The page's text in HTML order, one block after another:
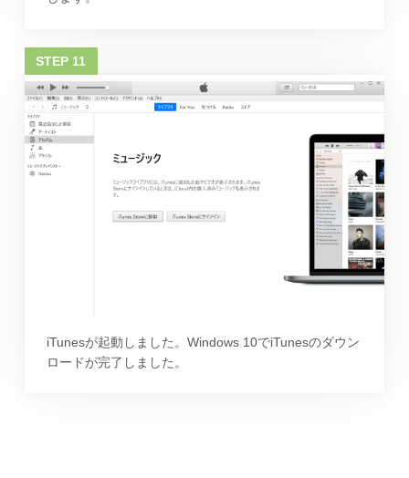
iTunesが起動しました。Windows 10でiTunesのダウン
ロードが完了しました。